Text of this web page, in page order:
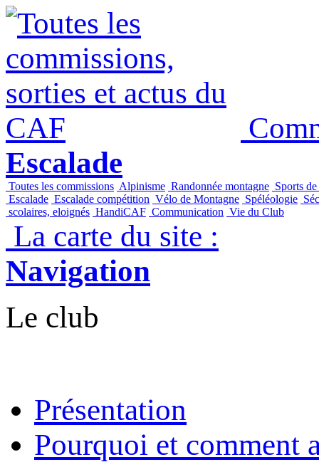
Escalade
Toutes les commissions Alpinisme Randonnée montagne Sports
Escalade Escalade compétition Vélo de Montagne Spéléologie
scolaires, eloignés HandiCAF Communication Vie du Club
La carte du site :
Navigation
Le club
Présentation
Pourquoi et comment